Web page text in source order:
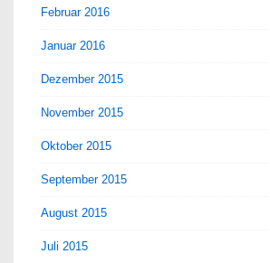
Februar 2016
Januar 2016
Dezember 2015
November 2015
Oktober 2015
September 2015
August 2015
Juli 2015